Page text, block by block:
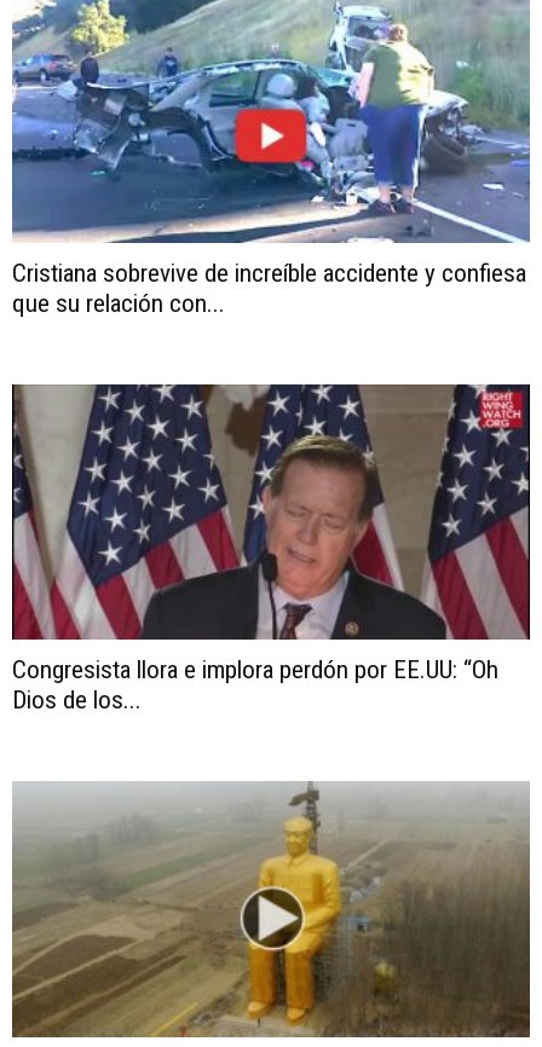
Cristiana sobrevive de increíble accidente y confiesa
que su relación con...
Congresista llora e implora perdón por EE.UU: “Oh
Dios de los...